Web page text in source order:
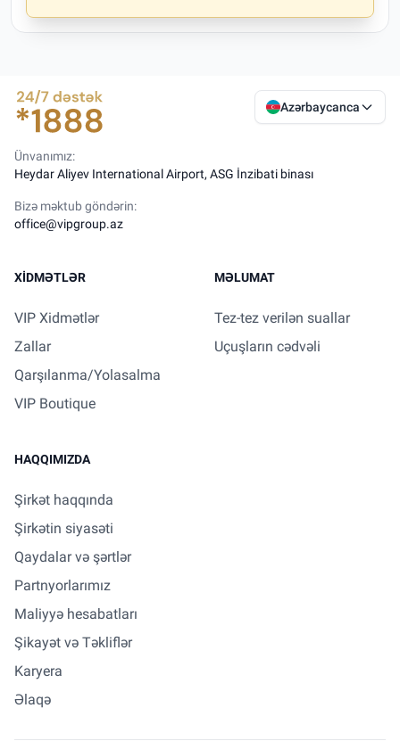
Azərbaycanca
Ünvanımız:
Heydar Aliyev International Airport, ASG İnzibati binası
Bizə məktub göndərin:
office@vipgroup.az
XIDMƏTLƏR
VIP Xidmətlər
Zallar
Qarşılanma/Yolasalma
VIP Boutique
MƏLUMAT
Tez-tez verilən suallar
Uçuşların cədvəli
HAQQIMIZDA
Şirkət haqqında
Şirkətin siyasəti
Qaydalar və şərtlər
Partnyorlarımız
Maliyyə hesabatları
Şikayət və Təkliflər
Karyera
Əlaqə